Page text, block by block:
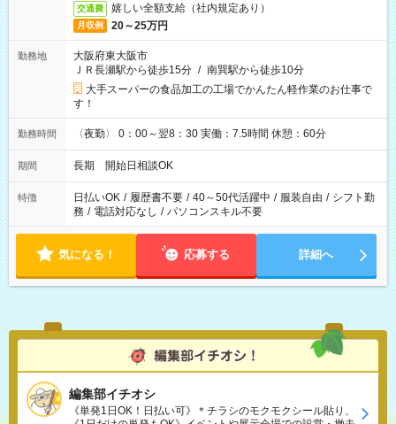
交通費 嬉しい全額支給（社内規定あり）
月収例 20～25万円
勤務地
大阪府東大阪市
ＪＲ長瀬駅から徒歩15分 / 南巽駅から徒歩10分
大手スーパーの食品加工の工場でかんたん軽作業のお仕事で
す！
勤務時間 〈夜勤〉 0：00～翌8：30 実働：7.5時間 休憩：60分
期間 長期 開始日相談OK
特徴 日払いOK / 履歴書不要 / 40～50代活躍中 / 服装自由 / シフト勤
務 / 電話対応なし / パソコンスキル不要
気になる！ 応募する 詳細へ
編集部イチオシ
《単発1日OK！日払い可》＊チラシのモクモクシール貼り、